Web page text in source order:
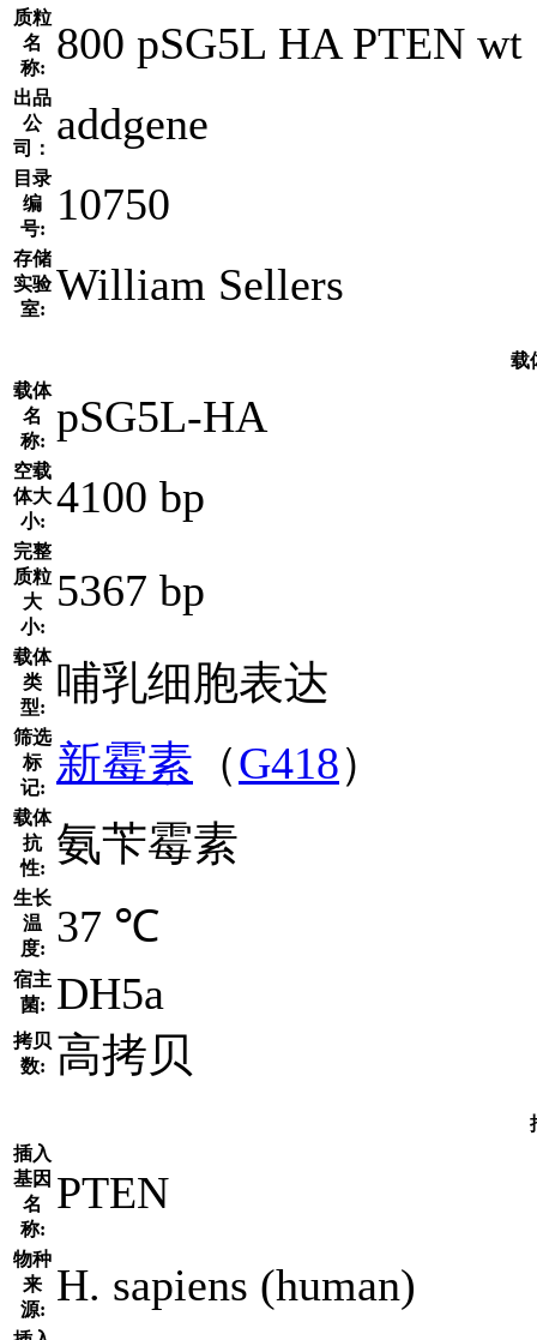
质粒
名
称:
800 pSG5L HA PTEN wt
出品
公
司：
addgene
目录
编
号:
10750
存储
实验
室: William Sellers
载
载体
名
称: pSG5L-HA
空载
体大
小: 4100 bp
完整
质粒
大
小:
5367 bp
载体
类
型:
哺乳细胞表达
筛选
标
记:
新霉素 （G418）
载体
抗
性:
氨苄霉素
生长
温
度:
37 ℃
宿主
菌:
DH5a
拷贝
数:
高拷贝
插入
基因
名
称:
PTEN
物种
来
源:
H. sapiens (human)